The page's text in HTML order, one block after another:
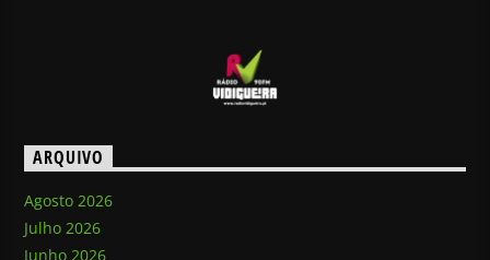
ARQUIVO
Agosto 2026
Julho 2026
Junho 2026